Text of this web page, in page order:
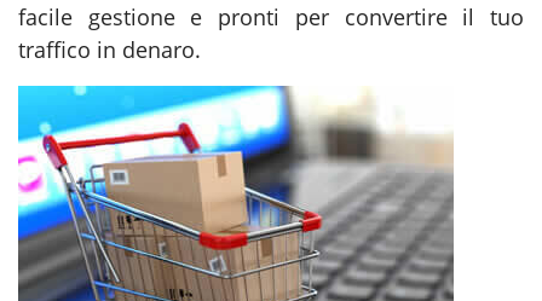
facile gestione e pronti per convertire il tuo
traffico in denaro.